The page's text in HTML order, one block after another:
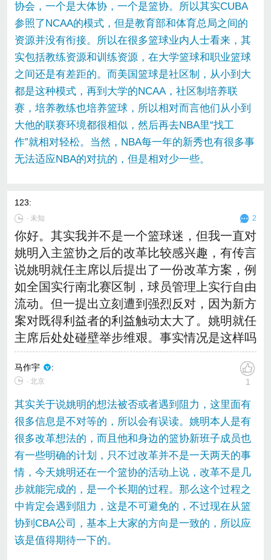
协会，一个是大体协，一个是篮协。所以其实CUBA
参照了NCAA的模式，但是教育部和体育总局之间的
资源并没有衔接。所以在很多篮球业内人士看来，其
实包括教练资源和训练资源，在大学篮球和职业篮球
之间还是有差距的。而美国篮球是社区制，从小到大
都是这种模式，再到大学的NCAA，社区制培养联
赛，培养教练也培养篮球，所以相对而言他们从小到
大他的联赛环境都很相似，然后再去NBA里“找工
作”就相对轻松。当然，NBA每一年的新秀也有很多事
无法适应NBA的对抗的，但是相对少一些。
123:
∙ 未知 2
你好。其实我并不是一个篮球迷，但我一直对
姚明入主篮协之后的改革比较感兴趣，有传言
说姚明就任主席以后提出了一份改革方案，例
如全国实行南北赛区制，球员管理上实行自由
流动。但一提出立刻遭到强烈反对，因为新方
案对既得利益者的利益触动太大了。姚明就任
主席后处处碰壁举步维艰。事实情况是这样吗
马作宇 :
∙ 北京 1
其实关于说姚明的想法被否或者遇到阻力，这里面有
很多信息是不对等的，所以会有误读。姚明本人是有
很多改革想法的，而且他和身边的篮协新班子成员也
有一些明确的计划，只不过改革并不是一天两天的事
情，今天姚明还在一个篮协的活动上说，改革不是几
步就能完成的，是一个长期的过程。那么这个过程之
中肯定会遇到阻力，这是不可避免的，不过现在从篮
协到CBA公司，基本上大家的方向是一致的，所以应
该是值得期待一下的。